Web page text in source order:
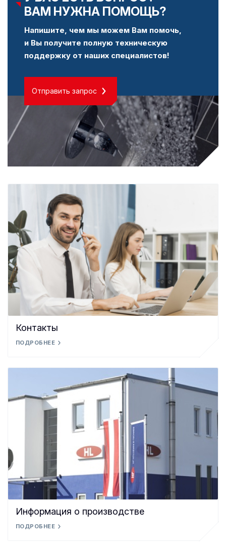
ВАМ НУЖНА ПОМОЩЬ?
Напишите, чем мы можем Вам помочь,
и Вы получите полную техническую
поддержку от наших специалистов!
Отправить запрос
Контакты
ПОДРОБНЕЕ
Информация о производстве
ПОДРОБНЕЕ